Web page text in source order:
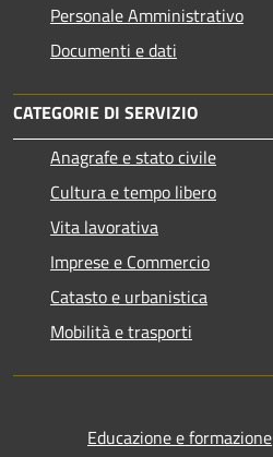
Personale Amministrativo
Documenti e dati
CATEGORIE DI SERVIZIO
Anagrafe e stato civile
Cultura e tempo libero
Vita lavorativa
Imprese e Commercio
Catasto e urbanistica
Mobilità e trasporti
Educazione e formazione